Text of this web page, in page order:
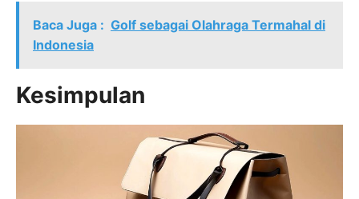
Baca Juga : Golf sebagai Olahraga Termahal di
Indonesia
Kesimpulan